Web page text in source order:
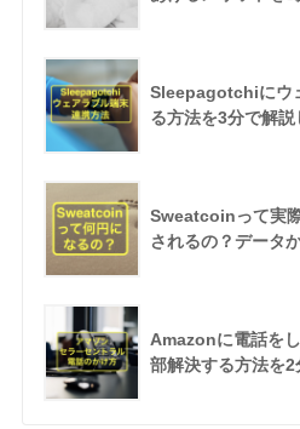
Sleepagotchiにウ
る方法を3分で解説
Sweatcoinって実
されるの？データ
Amazonに電話を
部解決する方法を2